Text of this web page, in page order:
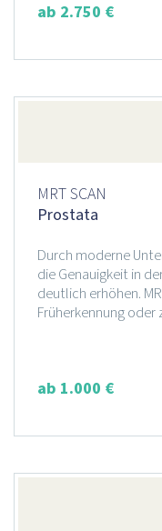
ab 2.750 €
MRT SCAN
Prostata
Durch moderne
die Genauigkeit in
deutlich erhöhen.
Früherkennung oder
ab 1.000 €